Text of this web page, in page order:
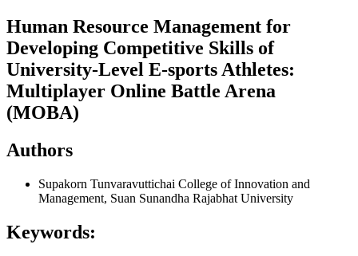
Human Resource Management for
Developing Competitive Skills of
University-Level E-sports Athletes:
Multiplayer Online Battle Arena
(MOBA)
Authors
Supakorn Tunvaravuttichai College of Innovation and
Management, Suan Sunandha Rajabhat University
Keywords: